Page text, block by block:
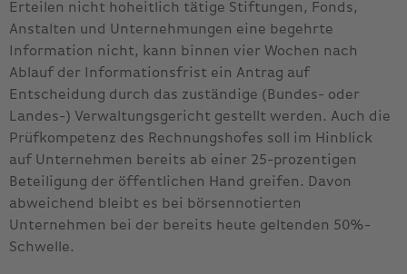
Erteilen nicht hoheitlich tätige Stiftungen, Fonds,
Anstalten und Unternehmungen eine begehrte
Information nicht, kann binnen vier Wochen nach
Ablauf der Informationsfrist ein Antrag auf
Entscheidung durch das zuständige (Bundes- oder
Landes-) Verwaltungsgericht gestellt werden. Auch die
Prüfkompetenz des Rechnungshofes soll im Hinblick
auf Unternehmen bereits ab einer 25-prozentigen
Beteiligung der öffentlichen Hand greifen. Davon
abweichend bleibt es bei börsennotierten
Unternehmen bei der bereits heute geltenden 50%-
Schwelle.